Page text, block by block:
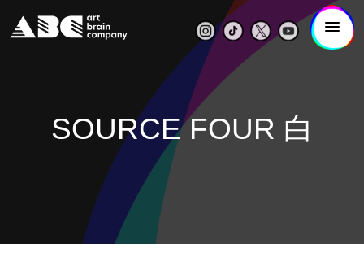
SOURCE FOUR 白